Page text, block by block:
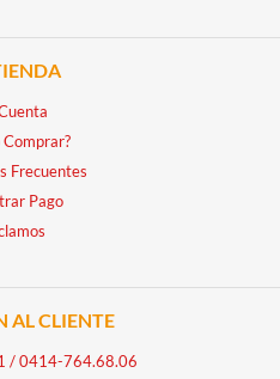
Comprar?
Frecuentes
Pago
AL CLIENTE
/0414-764.68.06